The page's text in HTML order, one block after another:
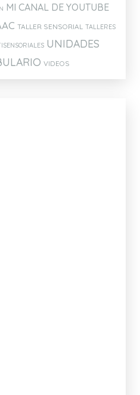
MI CANAL DE YOUTUBE
TALLER SENSORIAL TALLERES
UNIDADES
VIDEOS